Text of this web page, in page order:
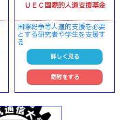
ＵＥＣ国際的人道支援基金
国際紛争等人道的支援を必要
とする研究者や学生を支援す
る
詳しく見る
寄附をする